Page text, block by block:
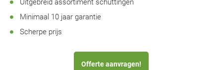
Uitgebreid assortiment schuttingen
Minimaal 10 jaar garantie
Scherpe prijs
Offerte aanvragen!